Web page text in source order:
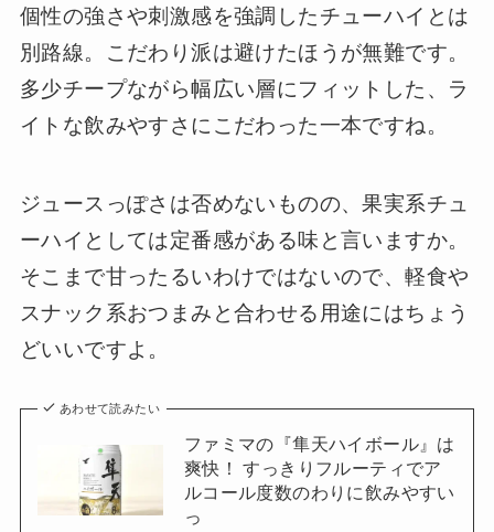
個性の強さや刺激感を強調したチューハイとは
別路線。こだわり派は避けたほうが無難です。
多少チープながら幅広い層にフィットした、ラ
イトな飲みやすさにこだわった一本ですね。
ジュースっぽさは否めないものの、果実系チュ
ーハイとしては定番感がある味と言いますか。
そこまで甘ったるいわけではないので、軽食や
スナック系おつまみと合わせる用途にはちょう
どいいですよ。
あわせて読みたい
ファミマの『隼天ハイボール』は
爽快！ すっきりフルーティでア
ルコール度数のわりに飲みやすい
っ